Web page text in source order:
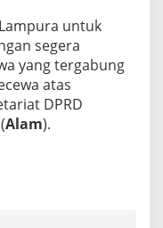
untuk
segera
yang tergabung
atas
DPRD
Alam).